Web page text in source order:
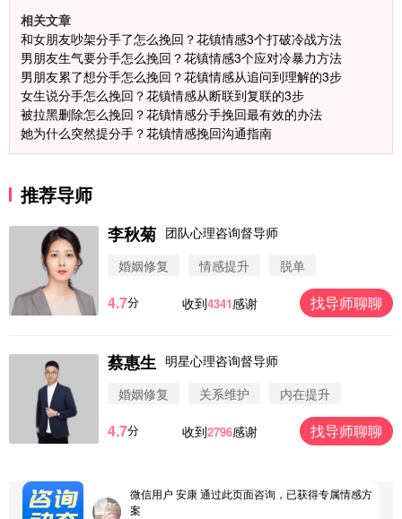
相关文章
和女朋友吵架分手了怎么挽回？花镇情感3个打破冷战方法
男朋友生气要分手怎么挽回？花镇情感3个应对冷暴力方法
男朋友累了想分手怎么挽回？花镇情感从追问到理解的3步
女生说分手怎么挽回？花镇情感从断联到复联的3步
被拉黑删除怎么挽回？花镇情感分手挽回最有效的办法
她为什么突然提分手？花镇情感挽回沟通指南
推荐导师
李秋菊 团队心理咨询督导师
婚姻修复
情感提升 脱单
4.7分 收到4341感谢 找导师聊聊
蔡惠生 明星心理咨询督导师
婚姻修复
关系维护 内在提升
4.7分 收到2796感谢 找导师聊聊
微信用户 圆圈 通过此页面咨询，已获得专属情感方
微信用户 Vnno 通过此页面咨询，已获得专属情感方
案
微信用户 大太阳 通过此页面咨询，已获得专属情感
微信用户 安康 通过此页面咨询，已获得专属情感方
案